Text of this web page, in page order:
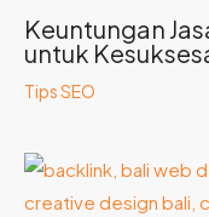
Keuntungan
untuk
Tips SEO